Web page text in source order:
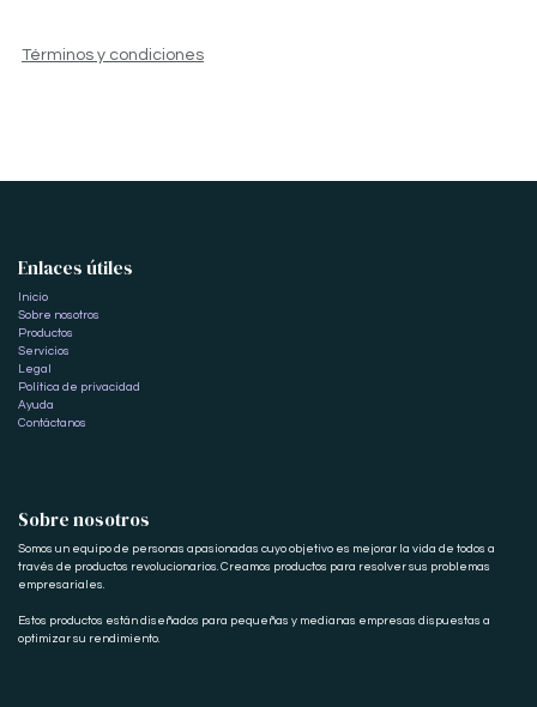
Términos y condiciones
Enlaces útiles
Inicio
Sobre nosotros
Productos
Servicios
Legal
Política de privacidad
Ayuda
Contáctanos
Sobre nosotros
Somos un equipo de personas apasionadas cuyo objetivo es mejorar la vida de todos a
través de productos revolucionarios. Creamos productos para resolver sus problemas
empresariales.
Estos productos están diseñados para pequeñas y medianas empresas dispuestas a
optimizar su rendimiento.